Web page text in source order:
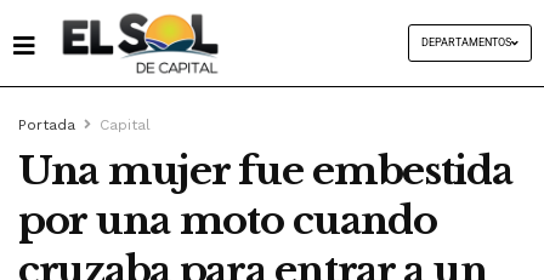
DEPARTAMENTOS
Portada Capital
Una mujer fue embestida
por una moto cuando